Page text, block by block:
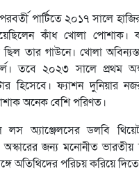
পার্টিতে ২০১৭ সালে
কাঁধ খোলা
ছিল তার গাউনে। খোলা
তবে ২০২৩ সালে প্রথম
হিসেবে। ফ্যাশন দুনিয়ার
অনেক বেশি পরিণত।
লস অ্যাঞ্জেলসের ডলবি
অস্কারের জন্য মনোনীত
অতিথিদের পরিচয় করিয়ে